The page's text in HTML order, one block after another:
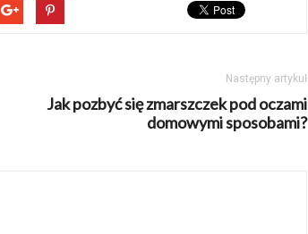
Następny artykuł
Jak pozbyć się zmarszczek pod oczami
domowymi sposobami?